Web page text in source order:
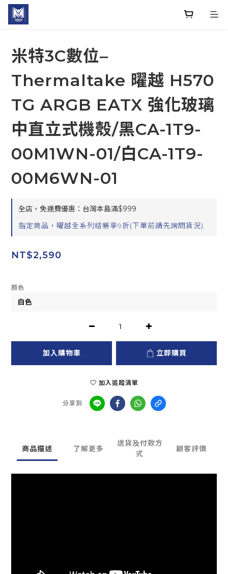
米特3C數位–
Thermaltake 曜越 H570
TG ARGB EATX 強化玻璃
中直立式機殼/黑CA-1T9-
00M1WN-01/白CA-1T9-
00M6WN-01
全店，免運費優惠：台灣本島滿$999
指定商品，曜越全系列結帳享9折(下單前請先詢問貨況)
NT$2,590
顏色
加入購物車 立即購買
加入追蹤清單
分享到
商品描述 了解更多
送貨及付款方
式
顧客評價